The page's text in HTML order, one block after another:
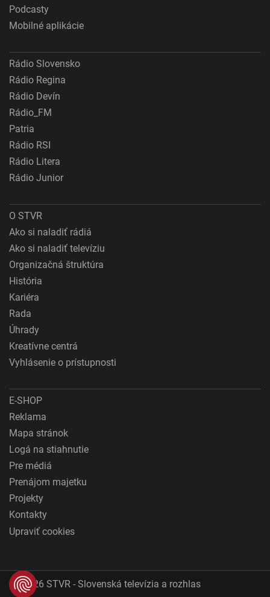
Podcasty
Mobilné aplikácie
Rádio Slovensko
Rádio Regina
Rádio Devín
Rádio_FM
Patria
Rádio RSI
Rádio Litera
Rádio Junior
O STVR
Ako si naladiť rádiá
Ako si naladiť televíziu
Organizačná štruktúra
História
Kariéra
Rada
Úhrady
Kreatívne centrá
Vyhlásenie o prístupnosti
E-SHOP
Reklama
Mapa stránok
Logá na stiahnutie
Pre médiá
Prenájom majetku
Projekty
Kontakty
Upraviť cookies
© 2026 STVR - Slovenská televízia a rozhlas